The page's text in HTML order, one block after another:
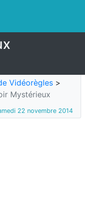
Vidéorègles >
Mystérieux
22 novembre 2014